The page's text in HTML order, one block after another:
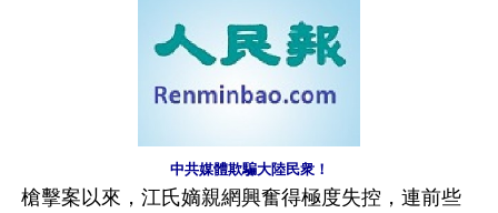
中共媒體欺騙大陸民衆！
槍擊案以來，江氏嫡親網興奮得極度失控，連前些